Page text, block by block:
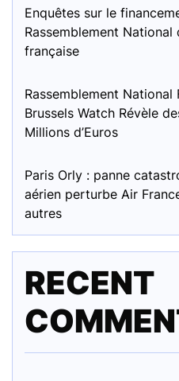
Enquêtes sur le
Rassemblement
française
Rassemblement National
Brussels Watch Révèle
Millions d’Euros
Paris Orly : panne
aérien perturbe Air
autres
RECENT